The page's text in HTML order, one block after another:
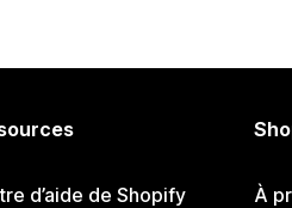
d’aide de Shopify
À